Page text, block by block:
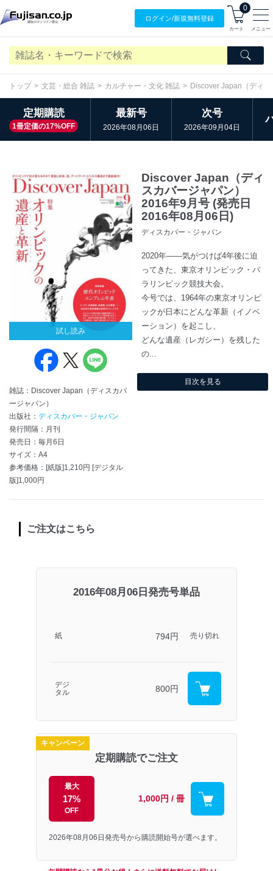
ログイン/新規無料登録
0
カート メニュー
トップ 文芸・総合 雑誌 カルチャー・文化 雑誌 Discover Japan（ディ
定期購読
1冊定価の17%OFF
最新号
2026年08月06日
次号
2026年09月04日
試し読み
雑誌：Discover Japan（ディスカバ
ージャパン）
出版社： ディスカバー・ジャパン
発行間隔：月刊
発売日：毎月6日
サイズ：A4
参考価格：[紙版]1,210円 [デジタル
版]1,000円
Discover Japan（ディ
スカバージャパン）
2016年9月号 (発売日
2016年08月06日)
ディスカバー・ジャパン
2020年――気がつけば4年後に迫
ってきた、東京オリンピック・パ
ラリンピック競技大会。
今号では、1964年の東京オリンピ
ックが日本にどんな革新（イノベ
ーション）を起こし、
どんな遺産（レガシー）を残した
の...
目次を見る
ご注文はこちら
2016年08月06日発売号単品
紙 794円 売り切れ
デジ
タル
800円
キャンペーン
定期購読でご注文
最大
17%
OFF
1,000円 / 冊
2026年08月06日発売号から購読開始号が選べます。